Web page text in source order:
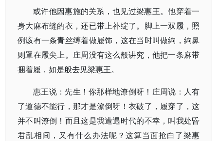
或许他因惠施的关系，也见过梁惠王。他穿着一
身大麻布缝的衣，还已带上补绽了。脚上一双履，照
例该有一条青丝缚着做履饰，这在当时叫做絇，絇鼻
则罩在履尖上。庄周没有这么般讲究，他把一条麻带
捆着履，如是般去见梁惠王。
惠王说：先生！你那样地潦倒呀！庄周说：人有
了道德不能行，那才是潦倒呀！衣破了，履穿了，这
并不叫潦倒！而且这是我遭遇时代的不幸，叫我处昏
君乱相间，又有什么办法呢？这算当面抢白了梁惠